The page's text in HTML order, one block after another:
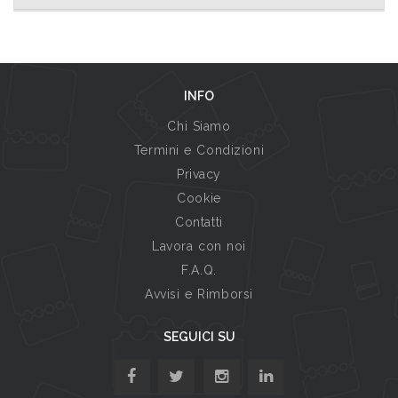
INFO
Chi Siamo
Termini e Condizioni
Privacy
Cookie
Contatti
Lavora con noi
F.A.Q.
Avvisi e Rimborsi
SEGUICI SU